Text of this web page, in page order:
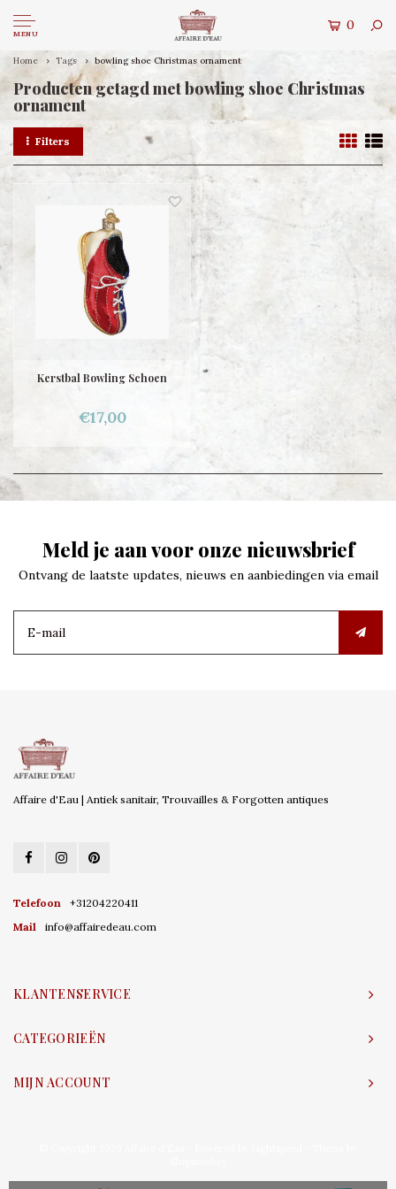
MENU
0
Home Tags bowling shoe Christmas ornament
Producten getagd met bowling shoe Christmas
ornament
Filters
Kerstbal Bowling Schoen
€17,00
Meld je aan voor onze nieuwsbrief
Ontvang de laatste updates, nieuws en aanbiedingen via email
Affaire d'Eau | Antiek sanitair, Trouvailles & Forgotten antiques
Telefoon
+31204220411
Mail
info@affairedeau.com
KLANTENSERVICE
CATEGORIEËN
MIJN ACCOUNT